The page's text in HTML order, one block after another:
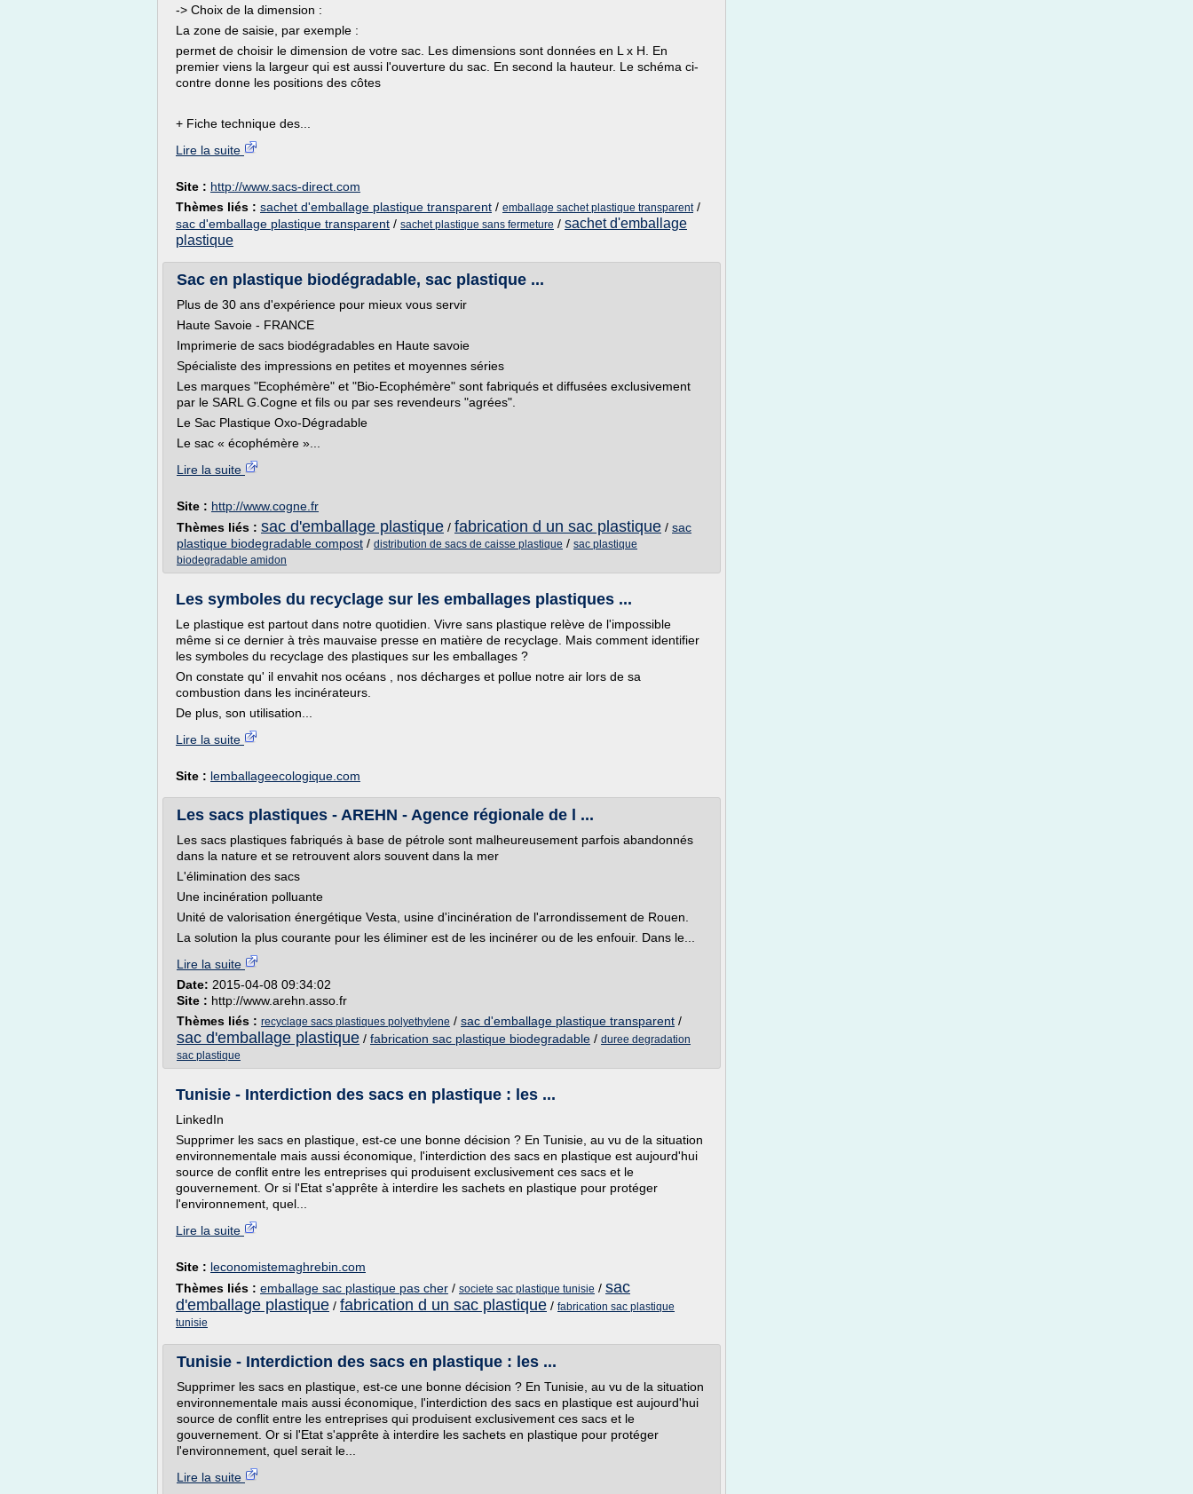
-> Choix de la dimension :
La zone de saisie, par exemple :
permet de choisir le dimension de votre sac. Les dimensions sont données en L x H. En
premier viens la largeur qui est aussi l'ouverture du sac. En second la hauteur. Le schéma ci-
contre donne les positions des côtes
+ Fiche technique des...
Lire la suite
Site : http://www.sacs-direct.com
Thèmes liés : sachet d'emballage plastique transparent / emballage sachet plastique transparent/
sac d'emballage plastique transparent / sachet plastique sans fermeture / sachet d'emballage
plastique
Sac en plastique biodégradable, sac plastique ...
Plus de 30 ans d'expérience pour mieux vous servir
Haute Savoie - FRANCE
Imprimerie de sacs biodégradables en Haute savoie
Spécialiste des impressions en petites et moyennes séries
Les marques "Ecophémère" et "Bio-Ecophémère" sont fabriqués et diffusées exclusivement
par le SARL G.Cogne et fils ou par ses revendeurs "agrées".
Le Sac Plastique Oxo-Dégradable
Le sac « écophémère »...
Lire la suite
Site : http://www.cogne.fr
Thèmes liés : sac d'emballage plastique / fabrication d un sac plastique / sac
plastique biodegradable compost / distribution de sacs de caisse plastique / sac plastique
biodegradable amidon
Les symboles du recyclage sur les emballages plastiques ...
Le plastique est partout dans notre quotidien. Vivre sans plastique relève de l'impossible
même si ce dernier à très mauvaise presse en matière de recyclage. Mais comment identifier
les symboles du recyclage des plastiques sur les emballages ?
On constate qu' il envahit nos océans , nos décharges et pollue notre air lors de sa
combustion dans les incinérateurs.
De plus, son utilisation...
Lire la suite
Site : lemballageecologique.com
Les sacs plastiques - AREHN - Agence régionale de l ...
Les sacs plastiques fabriqués à base de pétrole sont malheureusement parfois abandonnés
dans la nature et se retrouvent alors souvent dans la mer
L'élimination des sacs
Une incinération polluante
Unité de valorisation énergétique Vesta, usine d'incinération de l'arrondissement de Rouen.
La solution la plus courante pour les éliminer est de les incinérer ou de les enfouir. Dans le...
Lire la suite
Date: 2015-04-08 09:34:02
Site : http://www.arehn.asso.fr
Thèmes liés : recyclage sacs plastiques polyethylene / sac d'emballage plastique transparent /
sac d'emballage plastique / fabrication sac plastique biodegradable / duree degradation
sac plastique
Tunisie - Interdiction des sacs en plastique : les ...
LinkedIn
Supprimer les sacs en plastique, est-ce une bonne décision ? En Tunisie, au vu de la situation
environnementale mais aussi économique, l'interdiction des sacs en plastique est aujourd'hui
source de conflit entre les entreprises qui produisent exclusivement ces sacs et le
gouvernement. Or si l'Etat s'apprête à interdire les sachets en plastique pour protéger
l'environnement, quel...
Lire la suite
Site : leconomistemaghrebin.com
Thèmes liés : emballage sac plastique pas cher / societe sac plastique tunisie / sac
d'emballage plastique / fabrication d un sac plastique / fabrication sac plastique
tunisie
Tunisie - Interdiction des sacs en plastique : les ...
Supprimer les sacs en plastique, est-ce une bonne décision ? En Tunisie, au vu de la situation
environnementale mais aussi économique, l'interdiction des sacs en plastique est aujourd'hui
source de conflit entre les entreprises qui produisent exclusivement ces sacs et le
gouvernement. Or si l'Etat s'apprête à interdire les sachets en plastique pour protéger
l'environnement, quel serait le...
Lire la suite